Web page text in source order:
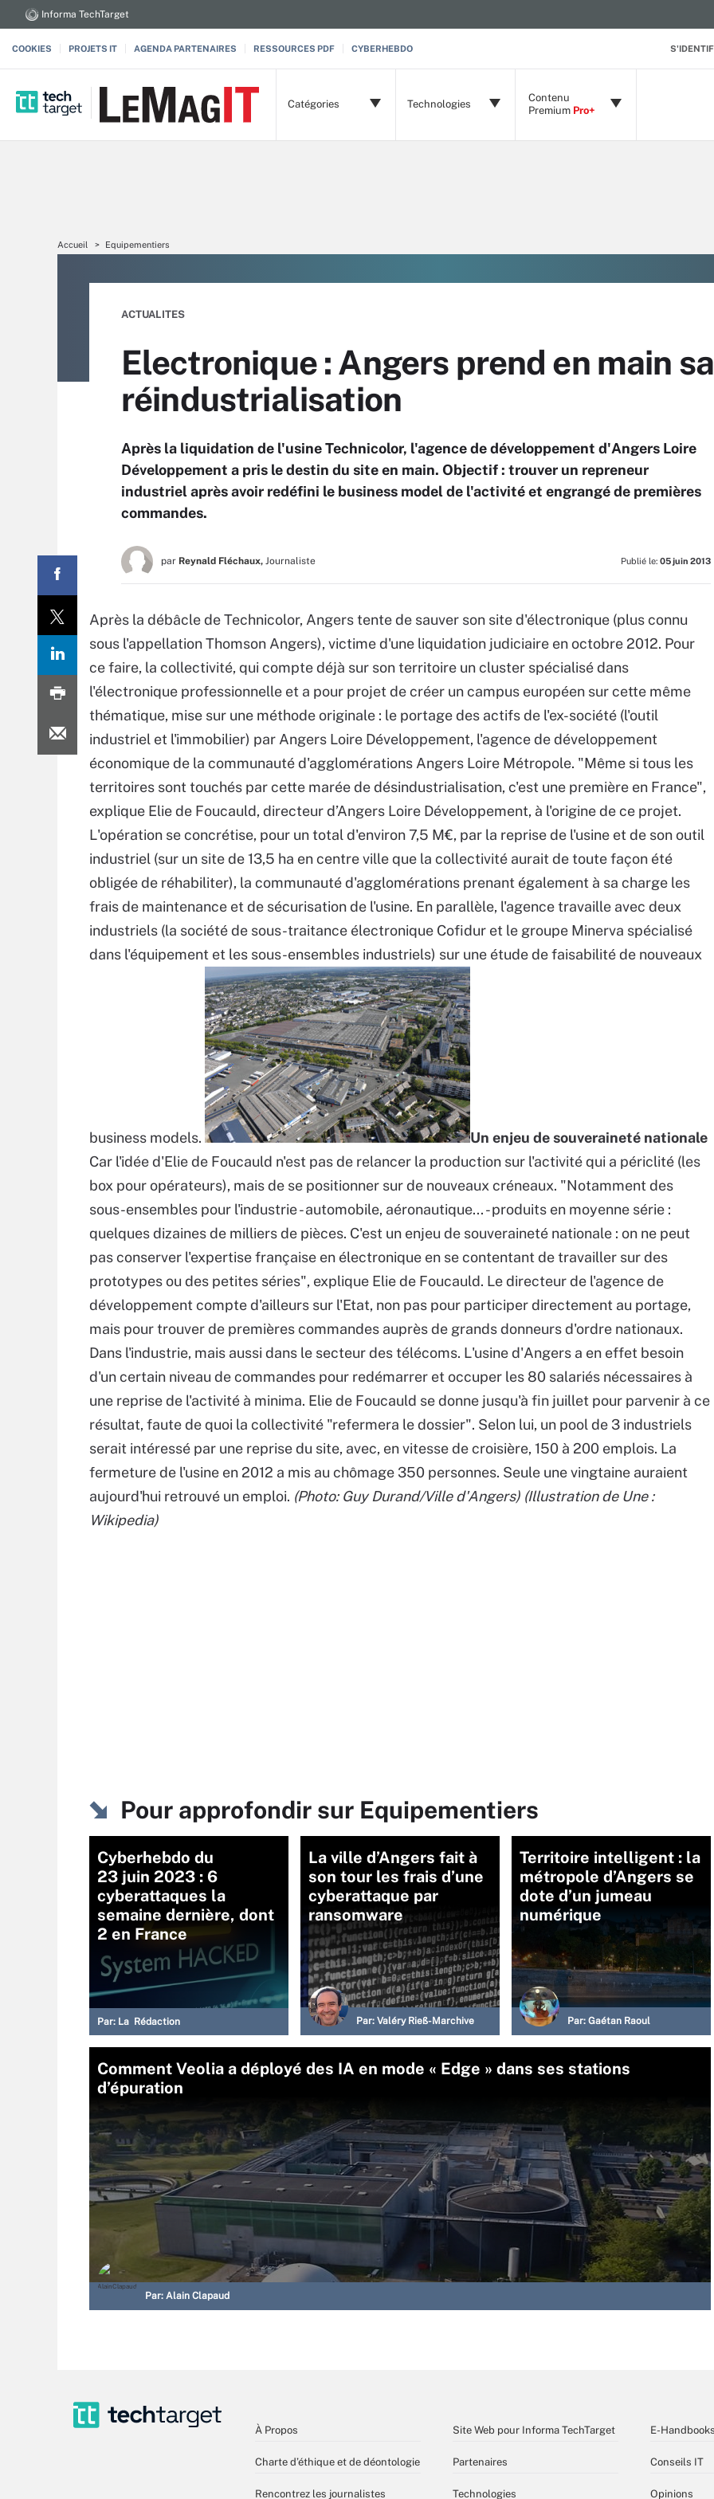
Informa TechTarget
COOKIES PROJETS IT AGENDA PARTENAIRES RESSOURCES PDF CYBERHEBDO
Catégories Technologies
Contenu
Premium Pro+
Accueil Equipementiers
ACTUALITES
Electronique : Angers prend en main sa
réindustrialisation
Après la liquidation de l'usine Technicolor, l'agence de développement d'Angers Loire
Développement a pris le destin du site en main. Objectif : trouver un repreneur
industriel après avoir redéfini le business model de l'activité et engrangé de premières
commandes.
par Reynald Fléchaux, Journaliste Publié le: 05 juin 2013
Après la débâcle de Technicolor, Angers tente de sauver son site d'électronique (plus connu
sous l'appellation Thomson Angers), victime d'une liquidation judiciaire en octobre 2012. Pour
ce faire, la collectivité, qui compte déjà sur son territoire un cluster spécialisé dans
l'électronique professionnelle et a pour projet de créer un campus européen sur cette même
thématique, mise sur une méthode originale : le portage des actifs de l'ex-société (l'outil
industriel et l'immobilier) par Angers Loire Développement, l'agence de développement
économique de la communauté d'agglomérations Angers Loire Métropole. "Même si tous les
territoires sont touchés par cette marée de désindustrialisation, c'est une première en France",
explique Elie de Foucauld, directeur d’Angers Loire Développement, à l'origine de ce projet.
L'opération se concrétise, pour un total d'environ 7,5 M€, par la reprise de l'usine et de son outil
industriel (sur un site de 13,5 ha en centre ville que la collectivité aurait de toute façon été
obligée de réhabiliter), la communauté d'agglomérations prenant également à sa charge les
frais de maintenance et de sécurisation de l'usine. En parallèle, l'agence travaille avec deux
industriels (la société de sous-traitance électronique Cofidur et le groupe Minerva spécialisé
dans l'équipement et les sous-ensembles industriels) sur une étude de faisabilité de nouveaux
business models.
Un enjeu de souveraineté nationale
Car l'idée d'Elie de Foucauld n'est pas de relancer la production sur l'activité qui a périclité (les
box pour opérateurs), mais de se positionner sur de nouveaux créneaux. "Notamment des
sous-ensembles pour l'industrie - automobile, aéronautique... - produits en moyenne série :
quelques dizaines de milliers de pièces. C'est un enjeu de souveraineté nationale : on ne peut
pas conserver l'expertise française en électronique en se contentant de travailler sur des
prototypes ou des petites séries", explique Elie de Foucauld. Le directeur de l'agence de
développement compte d'ailleurs sur l'Etat, non pas pour participer directement au portage,
mais pour trouver de premières commandes auprès de grands donneurs d'ordre nationaux.
Dans l'industrie, mais aussi dans le secteur des télécoms. L'usine d'Angers a en effet besoin
d'un certain niveau de commandes pour redémarrer et occuper les 80 salariés nécessaires à
une reprise de l'activité à minima. Elie de Foucauld se donne jusqu'à fin juillet pour parvenir à ce
résultat, faute de quoi la collectivité "refermera le dossier". Selon lui, un pool de 3 industriels
serait intéressé par une reprise du site, avec, en vitesse de croisière, 150 à 200 emplois. La
fermeture de l'usine en 2012 a mis au chômage 350 personnes. Seule une vingtaine auraient
aujourd'hui retrouvé un emploi. (Photo: Guy Durand/Ville d'Angers) (Illustration de Une :
Wikipedia)
Pour approfondir sur Equipementiers
Cyberhebdo du
23 juin 2023 : 6
cyberattaques la
semaine dernière, dont
2 en France
Par: La Rédaction
La ville d’Angers fait à
son tour les frais d’une
cyberattaque par
ransomware
Par: Valéry Rieß-Marchive
Territoire intelligent : la
métropole d’Angers se
dote d’un jumeau
numérique
Par: Gaétan Raoul
Comment Veolia a déployé des IA en mode « Edge » dans ses stations
d’épuration
Par: Alain Clapaud
À Propos
Charte d’éthique et de déontologie
Rencontrez les journalistes
Site Web pour Informa TechTarget
Partenaires
Technologies
E-
Conseils IT
Opinions